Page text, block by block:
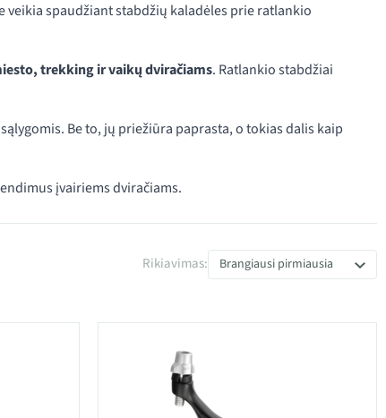
spaudžiant stabdžių kaladėles prie ratlankio
trekking ir vaikų dviračiams. Ratlankio stabdžiai
Be to, jų priežiūra paprasta, o tokias dalis kaip
įvairiems dviračiams.
Rikiavimas: Brangiausi pirmiausia